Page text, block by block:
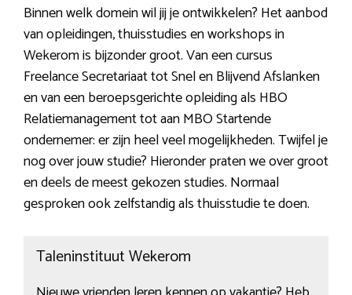
Binnen welk domein wil jij je ontwikkelen? Het aanbod
van opleidingen, thuisstudies en workshops in
Wekerom is bijzonder groot. Van een cursus
Freelance Secretariaat tot Snel en Blijvend Afslanken
en van een beroepsgerichte opleiding als HBO
Relatiemanagement tot aan MBO Startende
ondernemer: er zijn heel veel mogelijkheden. Twijfel je
nog over jouw studie? Hieronder praten we over groot
en deels de meest gekozen studies. Normaal
gesproken ook zelfstandig als thuisstudie te doen.
Taleninstituut Wekerom